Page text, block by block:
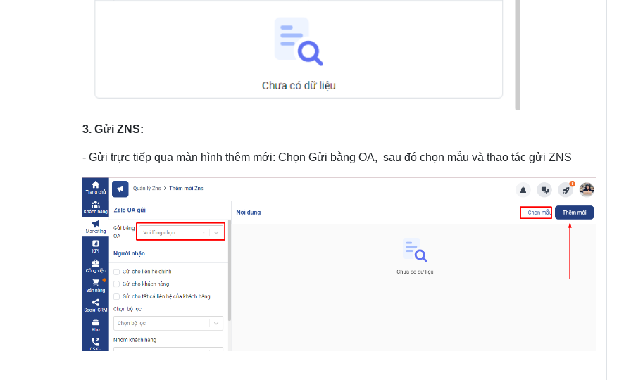
3. Gửi ZNS:
- Gửi trực tiếp qua màn hình thêm mới: Chọn Gửi bằng OA, sau đó chọn mẫu và thao tác gửi ZNS